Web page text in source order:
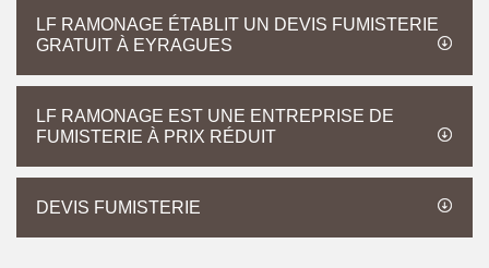
LF RAMONAGE ÉTABLIT UN DEVIS FUMISTERIE
GRATUIT À EYRAGUES
LF RAMONAGE EST UNE ENTREPRISE DE
FUMISTERIE À PRIX RÉDUIT
DEVIS FUMISTERIE